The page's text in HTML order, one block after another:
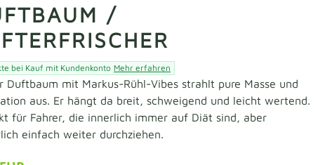
/
bei Kauf mit Kundenkonto Mehr erfahren
Duftbaum mit Markus-Rühl-Vibes strahlt pure Masse und
aus. Er hängt da breit, schweigend und leicht wertend.
für Fahrer, die innerlich immer auf Diät sind, aber
einfach weiter durchziehen.